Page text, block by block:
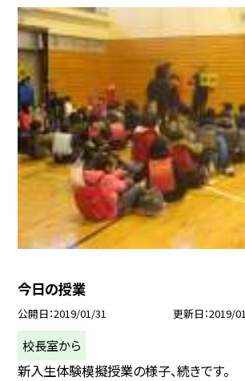
今日の授業
公開日 2019/01/31 更新日 2019/
校長室から
新入生体験模擬授業の様子、続きです。